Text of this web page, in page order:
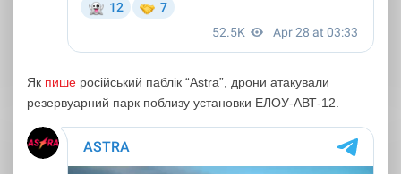
Як пише російський паблік “Astra”, дрони атакували
резервуарний парк поблизу установки ЕЛОУ-АВТ-12.